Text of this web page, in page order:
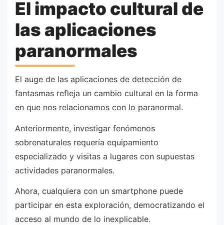
El impacto cultural de
las aplicaciones
paranormales
El auge de las aplicaciones de detección de
fantasmas refleja un cambio cultural en la forma
en que nos relacionamos con lo paranormal.
Anteriormente, investigar fenómenos
sobrenaturales requería equipamiento
especializado y visitas a lugares con supuestas
actividades paranormales.
Ahora, cualquiera con un smartphone puede
participar en esta exploración, democratizando el
acceso al mundo de lo inexplicable.